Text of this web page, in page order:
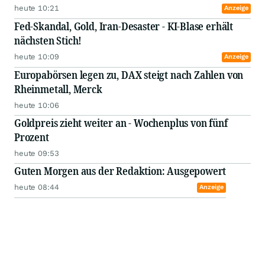
heute 10:21 Anzeige
Fed-Skandal, Gold, Iran-Desaster - KI-Blase erhält
nächsten Stich!
heute 10:09 Anzeige
Europabörsen legen zu, DAX steigt nach Zahlen von
Rheinmetall, Merck
heute 10:06
Goldpreis zieht weiter an - Wochenplus von fünf
Prozent
heute 09:53
Guten Morgen aus der Redaktion: Ausgepowert
heute 08:44 Anzeige